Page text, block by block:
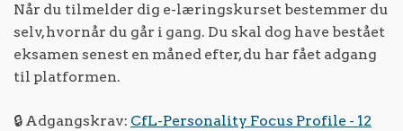
Når du tilmelder dig e-læringskurset bestemmer du
selv, hvornår du går i gang. Du skal dog have bestået
eksamen senest en måned efter, du har fået adgang
til platformen.
🔒 Adgangskrav: CfL-Personality Focus Profile - 12